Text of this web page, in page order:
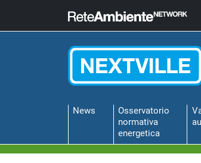
News
Osservatorio
normativa
energetica